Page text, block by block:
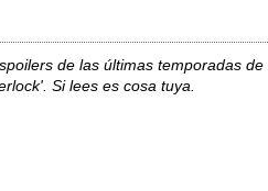
de las últimas temporadas de
Si lees es cosa tuya.